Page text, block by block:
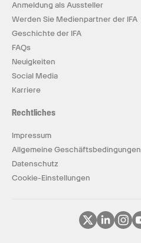
Anmeldung als Aussteller
Werden Sie Medienpartner der IFA
Geschichte der IFA
FAQs
Neuigkeiten
Social Media
Karriere
Rechtliches
Impressum
Allgemeine Geschäftsbedingungen
Datenschutz
Cookie-Einstellungen